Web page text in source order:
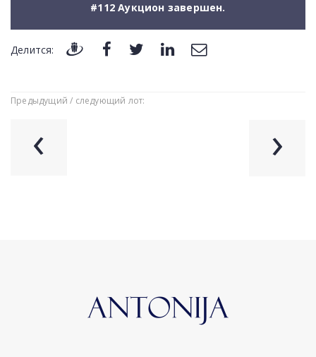
#112 Аукцион завершен.
Делится:
Предыдущий / следующий лот:
‹ ›